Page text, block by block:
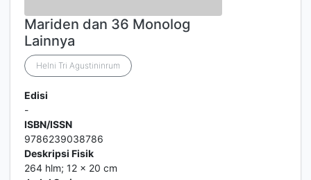
Mariden dan 36 Monolog
Lainnya
Helni Tri Agustininrum
Edisi
-
ISBN/ISSN
9786239038786
Deskripsi Fisik
264 hlm; 12 x 20 cm